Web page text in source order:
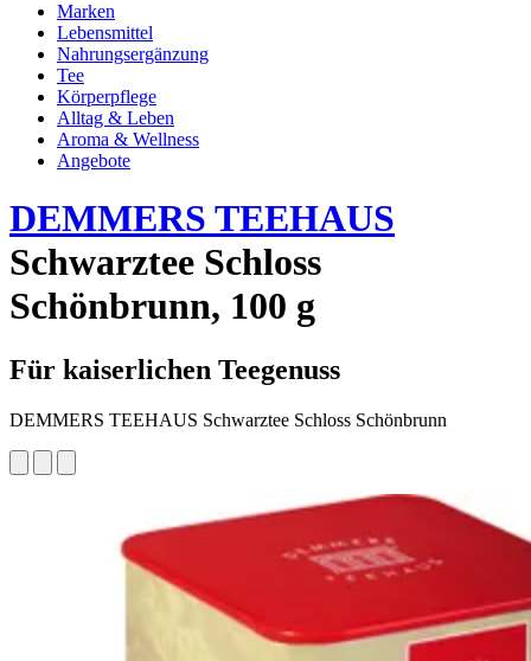
Marken
Lebensmittel
Nahrungsergänzung
Tee
Körperpflege
Alltag & Leben
Aroma & Wellness
Angebote
DEMMERS TEEHAUS
Schwarztee Schloss
Schönbrunn, 100 g
Für kaiserlichen Teegenuss
DEMMERS TEEHAUS Schwarztee Schloss Schönbrunn